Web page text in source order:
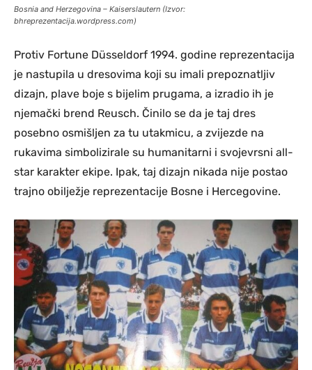
Bosnia and Herzegovina – Kaiserslautern (Izvor:
bhreprezentacija.wordpress.com)
Protiv Fortune Düsseldorf 1994. godine reprezentacija
je nastupila u dresovima koji su imali prepoznatljiv
dizajn, plave boje s bijelim prugama, a izradio ih je
njemački brend Reusch. Činilo se da je taj dres
posebno osmišljen za tu utakmicu, a zvijezde na
rukavima simbolizirale su humanitarni i svojevrsni all-
star karakter ekipe. Ipak, taj dizajn nikada nije postao
trajno obilježje reprezentacije Bosne i Hercegovine.